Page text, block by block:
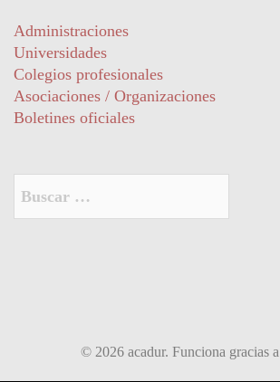
Administraciones
Universidades
Colegios profesionales
Asociaciones / Organizaciones
Boletines oficiales
© 2026 acadur. Funciona gracias a